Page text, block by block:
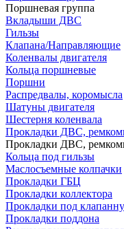
Поршневая группа
Вкладыши ДВС
Гильзы
Клапана/Направляющие
Коленвалы двигателя
Кольца поршневые
Поршни
Распредвалы, коромысла
Шатуны двигателя
Шестерня коленвала
Прокладки ДВС,
Прокладки ДВС,
Кольца под гильзы
Маслосъемные колпачки
Прокладки ГБЦ
Прокладки коллектора
Прокладки под
Прокладки поддона